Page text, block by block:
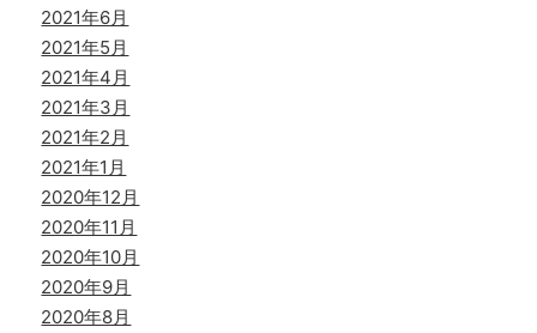
2021年6月
2021年5月
2021年4月
2021年3月
2021年2月
2021年1月
2020年12月
2020年11月
2020年10月
2020年9月
2020年8月